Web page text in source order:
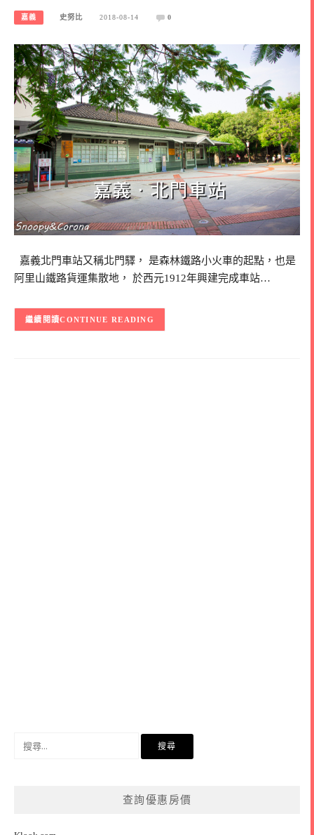
嘉義 史努比 2018-08-14 0
嘉義北門車站又稱北門驛， 是森林鐵路小火車的起點，也是
阿里山鐵路貨運集散地， 於西元1912年興建完成車站…
CONTINUE READING
查詢優惠房價